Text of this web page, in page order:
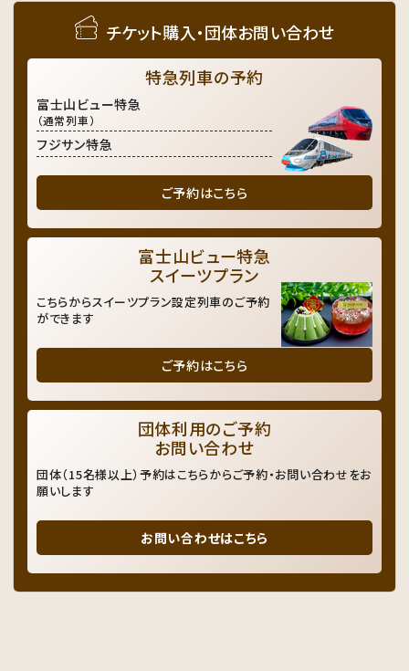
チケット購入・団体お問い合わせ
特急列車の予約
富士山ビュー特急
（通常列車）
フジサン特急
ご予約はこちら
富士山ビュー特急
スイーツプラン
こちらからスイーツプラン設定列車のご予約
ができます
ご予約はこちら
団体利用のご予約
お問い合わせ
団体（15名様以上）予約はこちらからご予約・お問い合わせをお
願いします
お問い合わせはこちら